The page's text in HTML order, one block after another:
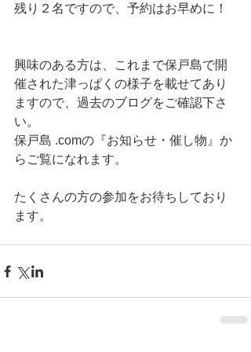
残り２名ですので、予約はお早めに！
興味のある方は、これまで保戸島で開
催された津っぱくの様子を載せてあり
ますので、過去のブログをご確認下さ
い。
保戸島 .comの『お知らせ・催し物』か
らご覧になれます。
たくさんの方の参加をお待ちしており
ます。